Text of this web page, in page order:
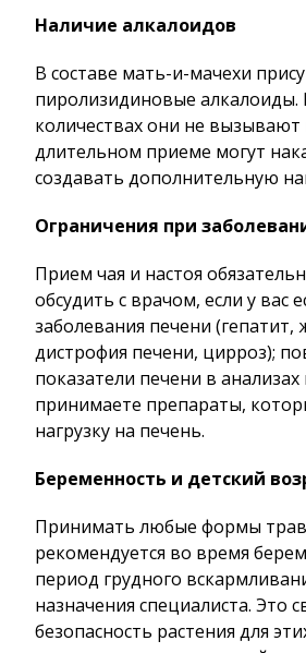
Наличие алкалоидов
В составе мать-и-мачехи
пиролизидиновые
количествах они не
длительном приеме могут
создавать дополнительную
Ограничения при
Прием чая и настоя
обсудить с врачом, если у вас
заболевания печени (гепатит,
дистрофия печени, цирроз);
показатели печени в
принимаете препараты,
нагрузку на печень.
Беременность и детский
Принимать любые формы
рекомендуется во время
период грудного
назначения специалиста. Это
безопасность растения для